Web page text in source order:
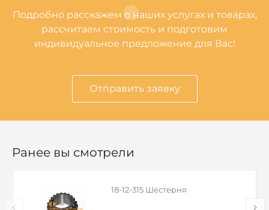
Подробно расскажем о наших услугах и товарах,
рассчитаем стоимость и подготовим
индивидуальное предложение для Вас!
Отправить заявку
Ранее вы смотрели
18-12-315 Шестерня